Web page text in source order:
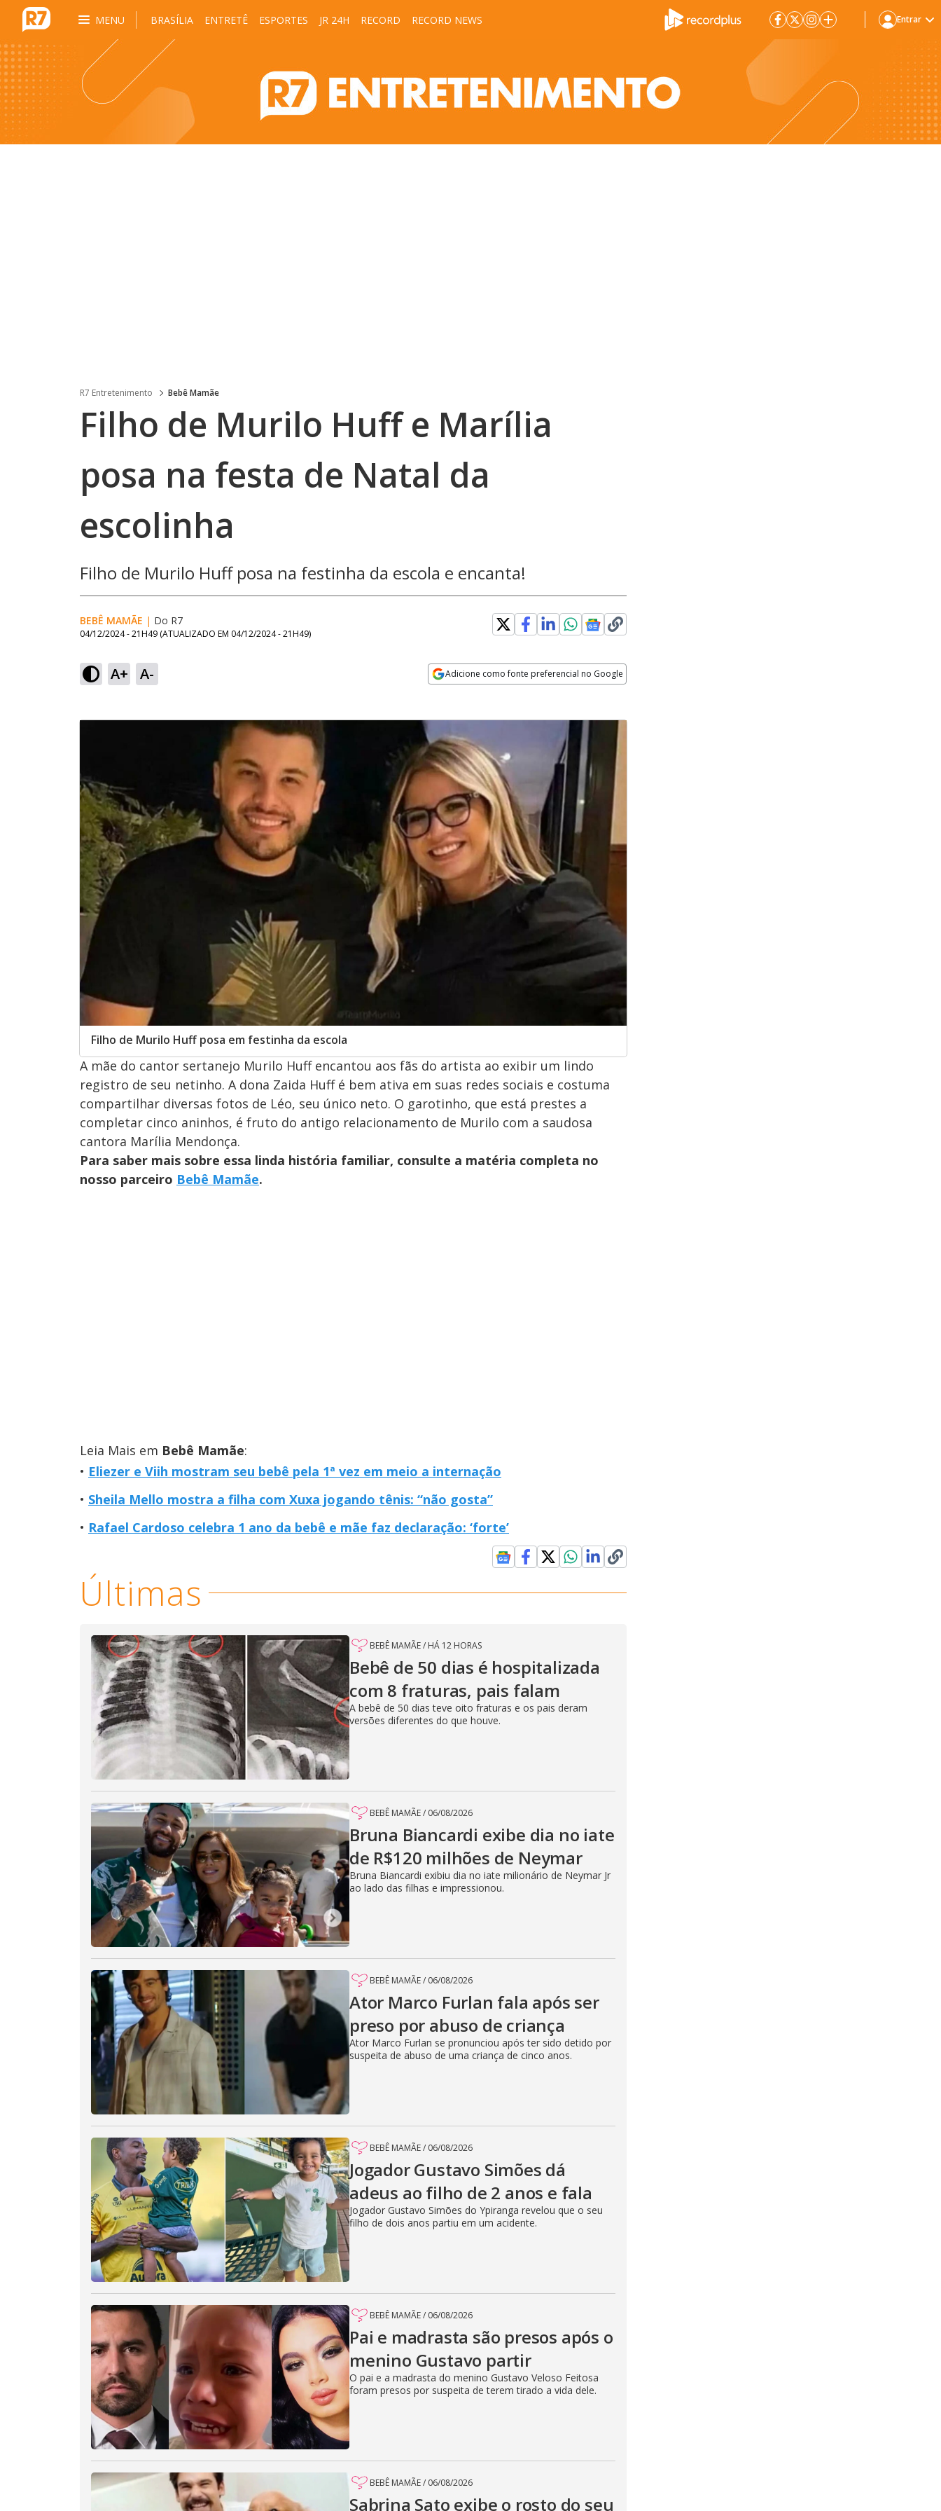
MENU BRASÍLIA ENTRETÊ ESPORTES JR 24H RECORD RECORD NEWS Entrar
R7 Entretenimento Bebê Mamãe
Filho de Murilo Huff e Marília
posa na festa de Natal da
escolinha
Filho de Murilo Huff posa na festinha da escola e encanta!
BEBÊ MAMÃE | Do R7
04/12/2024 - 21H49 (ATUALIZADO EM 04/12/2024 - 21H49)
A+ A- Adicione como fonte preferencial no Google
Filho de Murilo Huff posa em festinha da escola
A mãe do cantor sertanejo Murilo Huff encantou aos fãs do artista ao exibir um lindo
registro de seu netinho. A dona Zaida Huff é bem ativa em suas redes sociais e costuma
compartilhar diversas fotos de Léo, seu único neto. O garotinho, que está prestes a
completar cinco aninhos, é fruto do antigo relacionamento de Murilo com a saudosa
cantora Marília Mendonça.
Para saber mais sobre essa linda história familiar, consulte a matéria completa no
nosso parceiro Bebê Mamãe.
Leia Mais em Bebê Mamãe:
Eliezer e Viih mostram seu bebê pela 1ª vez em meio a internação
Sheila Mello mostra a filha com Xuxa jogando tênis: “não gosta”
Rafael Cardoso celebra 1 ano da bebê e mãe faz declaração: ‘forte’
Últimas
BEBÊ MAMÃE/ HÁ 12 HORAS
Bebê de 50 dias é hospitalizada
com 8 fraturas, pais falam
A bebê de 50 dias teve oito fraturas e os pais deram
versões diferentes do que houve.
BEBÊ MAMÃE/ 06/08/2026
Bruna Biancardi exibe dia no iate
de R$120 milhões de Neymar
Bruna Biancardi exibiu dia no iate milionário de Neymar Jr
ao lado das filhas e impressionou.
BEBÊ MAMÃE/ 06/08/2026
Ator Marco Furlan fala após ser
preso por abuso de criança
Ator Marco Furlan se pronunciou após ter sido detido por
suspeita de abuso de uma criança de cinco anos.
BEBÊ MAMÃE/ 06/08/2026
Jogador Gustavo Simões dá
adeus ao filho de 2 anos e fala
Jogador Gustavo Simões do Ypiranga revelou que o seu
filho de dois anos partiu em um acidente.
BEBÊ MAMÃE/ 06/08/2026
Pai e madrasta são presos após o
menino Gustavo partir
O pai e a madrasta do menino Gustavo Veloso Feitosa
foram presos por suspeita de terem tirado a vida dele.
BEBÊ MAMÃE/ 06/08/2026
Sabrina Sato exibe o rosto do seu